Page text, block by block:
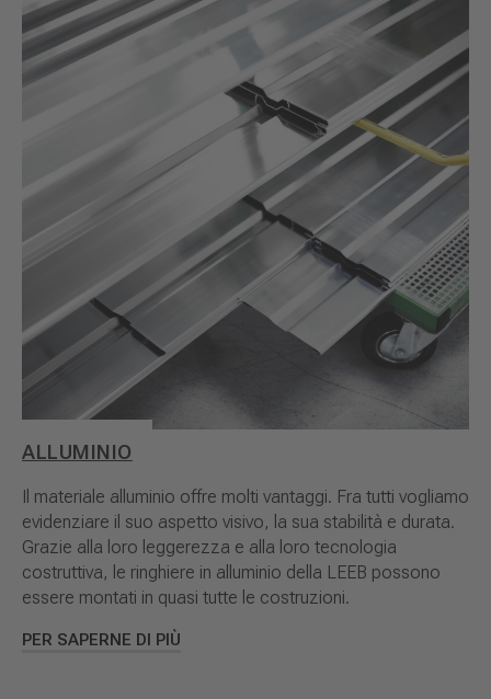
ALLUMINIO
Il materiale alluminio offre molti vantaggi. Fra tutti vogliamo
evidenziare il suo aspetto visivo, la sua stabilità e durata.
Grazie alla loro leggerezza e alla loro tecnologia
costruttiva, le ringhiere in alluminio della LEEB possono
essere montati in quasi tutte le costruzioni.
PER SAPERNE DI PIÙ